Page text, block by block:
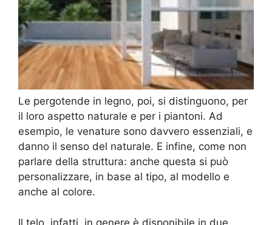
Le pergotende in legno, poi, si distinguono, per
il loro aspetto naturale e per i piantoni. Ad
esempio, le venature sono davvero essenziali, e
danno il senso del naturale. E infine, come non
parlare della struttura: anche questa si può
personalizzare, in base al tipo, al modello e
anche al colore.
Il telo, infatti, in genere è disponibile in due